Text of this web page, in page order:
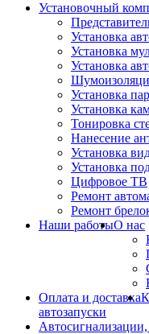
Установочный
Установка
Установка
Установка
Установка
Установка
Тонировка
Нанесение
Установка
Установка
Цифровое ТВ
Ремонт
Ремонт
Наши работыО нас
Оплата и доставка
автозапуски